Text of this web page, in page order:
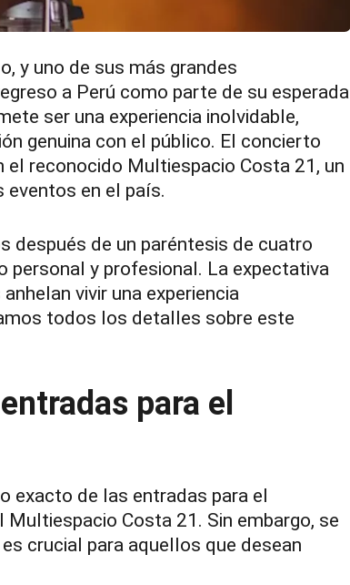
y uno de sus más grandes
a Perú como parte de su esperada
ser una experiencia inolvidable,
genuina con el público. El concierto
reconocido Multiespacio Costa 21, un
eventos en el país.
después de un paréntesis de cuatro
personal y profesional. La expectativa
vivir una experiencia
todos los detalles sobre este
para el
exacto de las entradas para el
Costa 21. Sin embargo, se
crucial para aquellos que desean